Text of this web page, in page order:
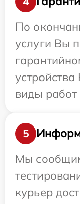
По
услуги Вы
виды работ
5
Мы
курьер